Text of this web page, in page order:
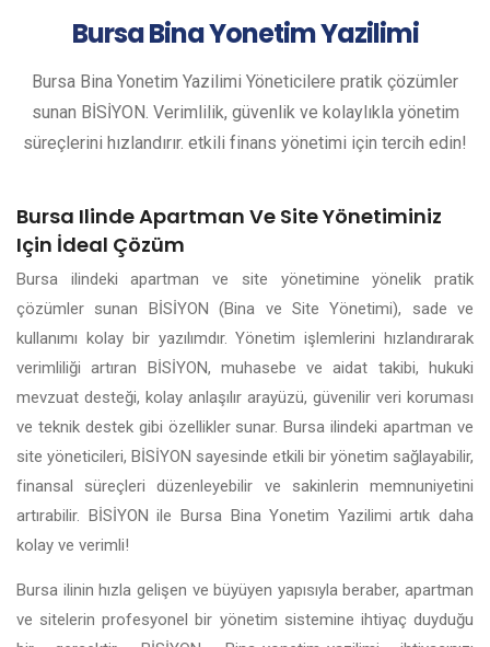
BursaBina Yonetim Yazilimi
Bursa Bina Yonetim Yazilimi Yöneticilere pratik çözümler
sunan BİSİYON. Verimlilik, güvenlik ve kolaylıkla yönetim
süreçlerini hızlandırır. etkili finans yönetimi için tercih edin!
Bursa Ilinde Apartman Ve Site Yönetiminiz
Için İdeal Çözüm
Bursa ilindeki apartman ve site yönetimine yönelik pratik
çözümler sunan BİSİYON (Bina ve Site Yönetimi), sade ve
kullanımı kolay bir yazılımdır. Yönetim işlemlerini hızlandırarak
verimliliği artıran BİSİYON, muhasebe ve aidat takibi, hukuki
mevzuat desteği, kolay anlaşılır arayüzü, güvenilir veri koruması
ve teknik destek gibi özellikler sunar. Bursa ilindeki apartman ve
site yöneticileri, BİSİYON sayesinde etkili bir yönetim sağlayabilir,
finansal süreçleri düzenleyebilir ve sakinlerin memnuniyetini
artırabilir. BİSİYON ile Bursa Bina Yonetim Yazilimi artık daha
kolay ve verimli!
Bursa ilinin hızla gelişen ve büyüyen yapısıyla beraber, apartman
ve sitelerin profesyonel bir yönetim sistemine ihtiyaç duyduğu